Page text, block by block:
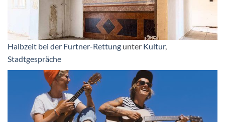
Halbzeit bei der Furtner-Rettung unter Kultur,
Stadtgespräche